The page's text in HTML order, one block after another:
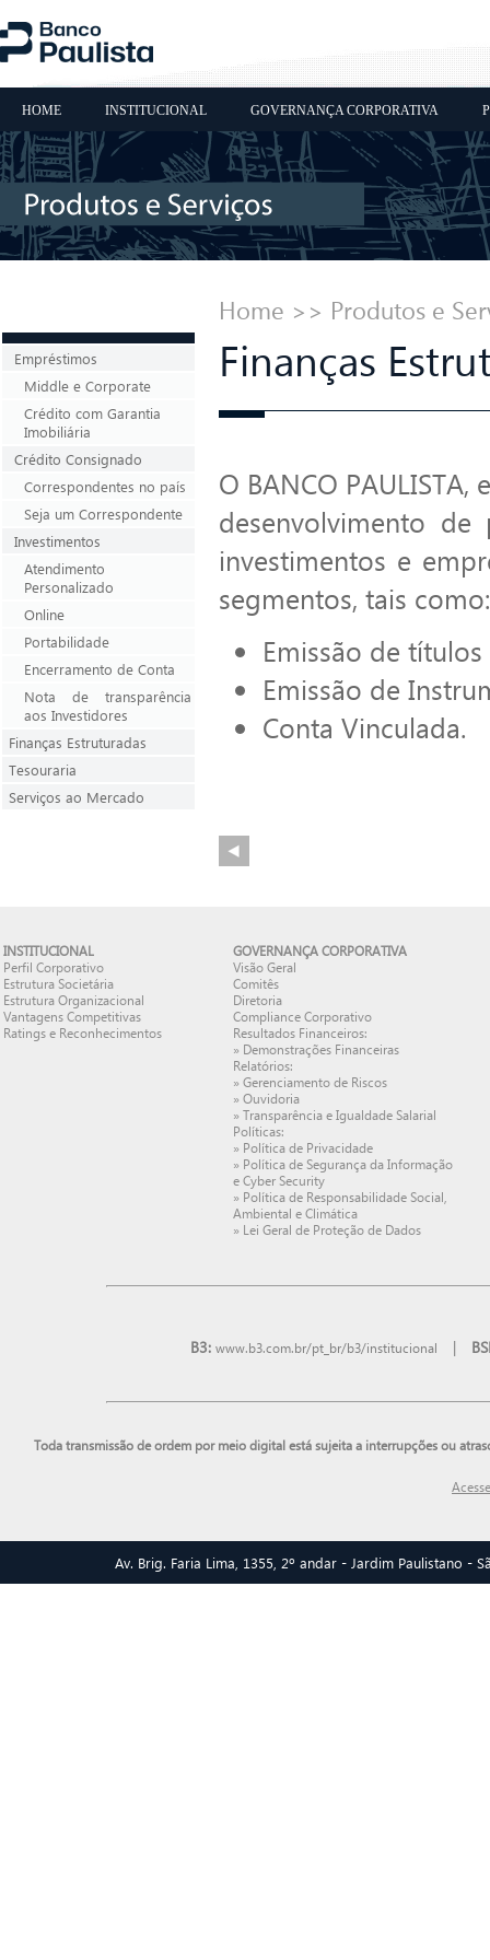
HOME INSTITUCIONAL GOVERNANÇA CORPORATIVA
Empréstimos
Middle e Corporate
Crédito com Garantia
Imobiliária
Crédito Consignado
Correspondentes no país
Seja um Correspondente
Investimentos
Atendimento
Personalizado
Online
Portabilidade
Encerramento de Conta
Nota de transparência
aos Investidores
Finanças Estruturadas
Tesouraria
Serviços ao Mercado
Home >> Produtos e
Finanças
O BANCO
desenvolvimento de
investimentos e
segmentos, tais como:
Emissão de
Emissão de
Conta Vinculada.
INSTITUCIONAL
Perfil Corporativo
Estrutura Societária
Estrutura Organizacional
Vantagens Competitivas
Ratings e Reconhecimentos
GOVERNANÇA CORPORATIVA
Visão Geral
Comitês
Diretoria
Compliance Corporativo
Resultados Financeiros:
» Demonstrações Financeiras
Relatórios:
» Gerenciamento de Riscos
» Ouvidoria
» Transparência e Igualdade Salarial
Políticas:
» Política de Privacidade
» Política de Segurança da Informação
e Cyber Security
» Política de Responsabilidade Social,
Ambiental e Climática
» Lei Geral de Proteção de Dados
B3: www.b3.com.br/pt_br/b3/institucional |
Toda transmissão de ordem por meio digital está sujeita a interrupções ou
Av. Brig. Faria Lima, 1355, 2º andar - Jardim Paulistano -